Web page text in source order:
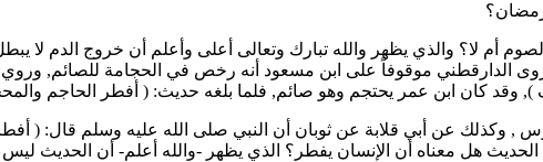
رمضان؟
أم لا؟ والذي يظهر والله تبارك وتعالى أعلى وأعلم أن خروج الدم لا
الدارقطني موقوفاً على ابن مسعود أنه رخص في الحجامة للصائم, وروي
), وقد كان ابن عمر يحتجم وهو صائم, فلما بلغه حديث: ( أفطر الحاجم
, وكذلك عن أبي قلابة عن ثوبان أن النبي صلى الله عليه وسلم قال: (
هل معناه أن الإنسان يفطر؟ الذي يظهر -والله أعلم- أن الحديث ليس